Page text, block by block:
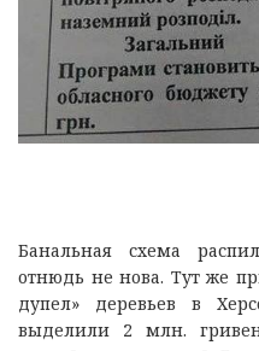
Банальная схема
отнюдь не нова. Тут же
дупел» деревьев в
выделили 2 млн.